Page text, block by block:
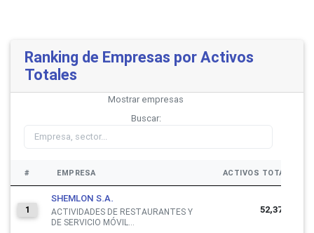
Ranking de Empresas por Activos
Totales
Mostrar empresas
Buscar:
# EMPRESA ACTIVOS TOTALES
1
SHEMLON S.A.
ACTIVIDADES DE RESTAURANTES Y
DE SERVICIO MÓVIL...
52,377,142